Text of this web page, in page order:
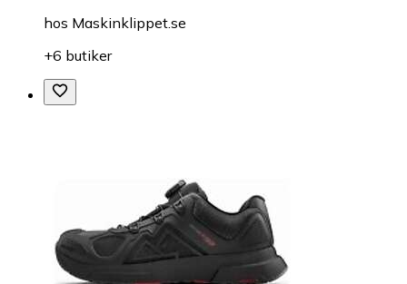
hos Maskinklippet.se
+6 butiker